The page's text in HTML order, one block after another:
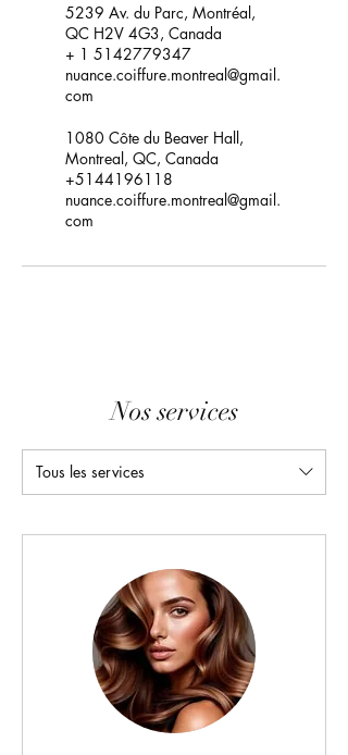
5239 Av. du Parc, Montréal,
QC H2V 4G3, Canada
+ 1 5142779347
nuance.coiffure.montreal@gmail.
com
1080 Côte du Beaver Hall,
Montreal, QC, Canada
+5144196118
nuance.coiffure.montreal@gmail.
com
Nos services
Tous les services